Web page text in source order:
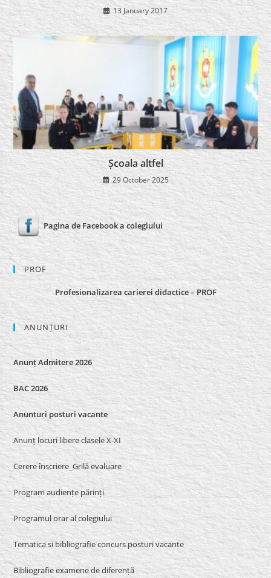
13 January 2017
Școala altfel
29 October 2025
Pagina de Facebook a colegiului
PROF
Profesionalizarea carierei didactice – PROF
ANUNȚURI
Anunț Admitere 2026
BAC 2026
Anunturi posturi vacante
Anunț locuri libere clasele X-XI
Cerere înscriere_Grilă evaluare
Program audiențe părinți
Programul orar al colegiului
Tematica si bibliografie concurs posturi vacante
Bibliografie examene de diferență